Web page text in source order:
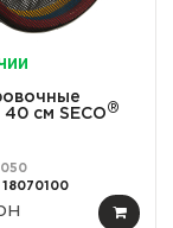
40 см SECO®
18070100